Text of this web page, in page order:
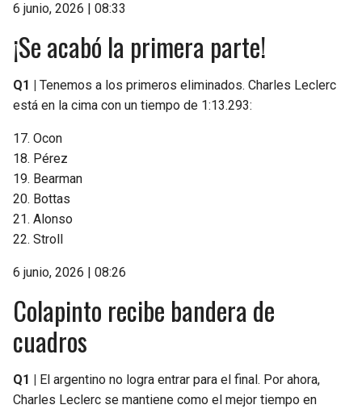
6 junio, 2026 | 08:33
¡Se acabó la primera parte!
Q1 |
Tenemos a los primeros eliminados. Charles Leclerc
está en la cima con un tiempo de 1:13.293:
17. Ocon
18. Pérez
19. Bearman
20. Bottas
21. Alonso
22. Stroll
6 junio, 2026 | 08:26
Colapinto recibe bandera de
cuadros
Q1 |
El argentino no logra entrar para el final. Por ahora,
Charles Leclerc se mantiene como el mejor tiempo en